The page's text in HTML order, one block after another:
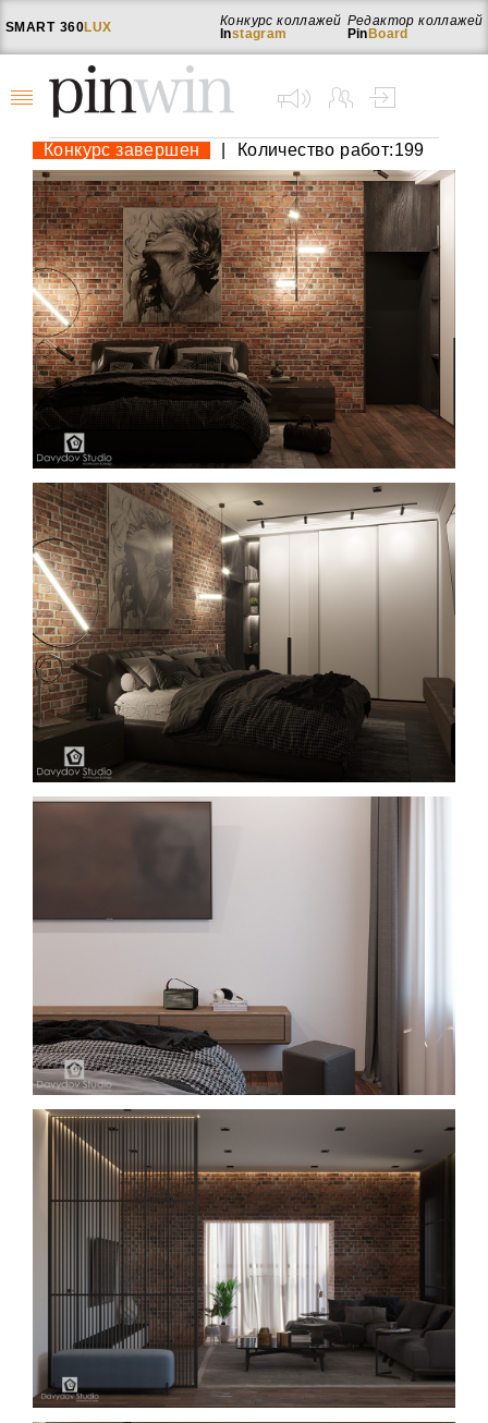
SMART 360LUX
Редактор коллажей
Pin Board
Конкурс коллажей
Instagram
Конкурс завершен Количество работ:199